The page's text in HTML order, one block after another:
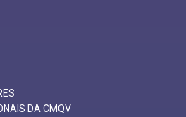
DA CMQV